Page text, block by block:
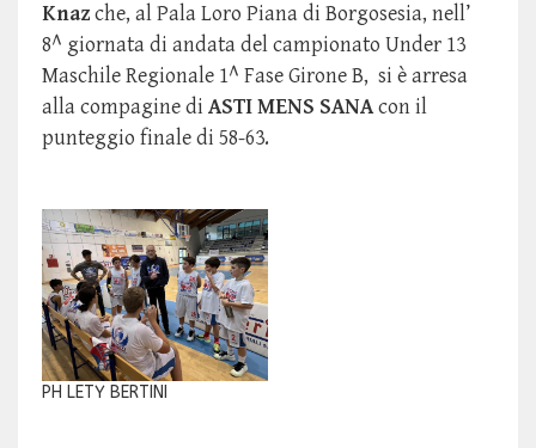
Knazche, al Pala Loro Piana di Borgosesia, nell’
8^ giornata di andata del campionato Under 13
Maschile Regionale 1^ Fase Girone B, si è arresa
alla compagine di ASTI MENS SANAcon il
punteggio finale di 58-63.
PH LETY BERTINI